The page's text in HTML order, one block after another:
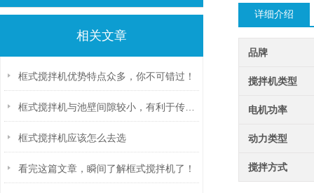
相关文章
框式搅拌机优势特点众多，你不可错过！
框式搅拌机应该怎么去选
看完这篇文章，瞬间了解框式搅拌机了！
详细介绍
品牌
搅拌机类型
电机功率
动力类型
搅拌方式